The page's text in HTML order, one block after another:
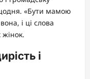
«Бути мамою
і ці слова
і